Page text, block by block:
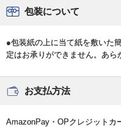
包装について
●包装紙の上に当て紙を敷いた
定はお承りができません。あら
お支払方法
AmazonPay・OPクレジットカ